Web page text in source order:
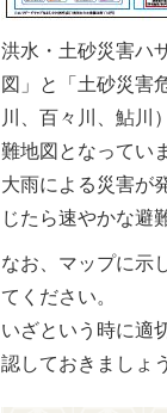
洪水・土砂災害ハ
図」と「土砂災害
川、百々川、鮎川
難地図となってい
大雨による災害が
じたら速やかな避
なお、マップに示
てください。
いざという時に適
認しておきましょ